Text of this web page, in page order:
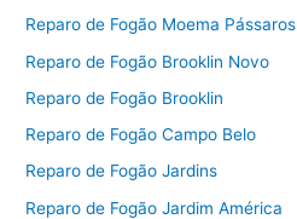
Reparo de Fogão Moema Pássaros
Reparo de Fogão Brooklin Novo
Reparo de Fogão Brooklin
Reparo de Fogão Campo Belo
Reparo de Fogão Jardins
Reparo de Fogão Jardim América